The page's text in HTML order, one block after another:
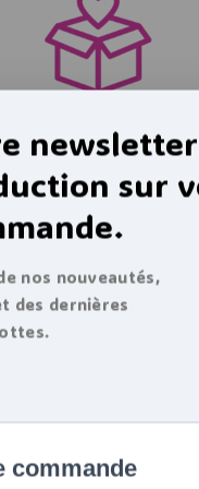
rapide
sur
nos nouveautés,
des dernières